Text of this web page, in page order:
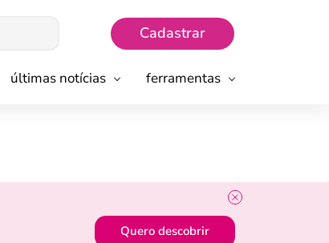
Cadastrar
últimas notícias ferramentas
Quero descobrir